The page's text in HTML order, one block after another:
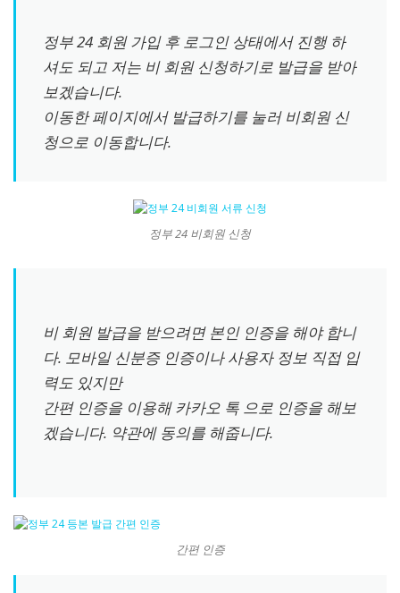
정부 24 회원 가입 후 로그인 상태에서 진행 하
셔도 되고 저는 비 회원 신청하기로 발급을 받아
보겠습니다.
이동한 페이지에서 발급하기를 눌러 비회원 신
청으로 이동합니다.
정부 24 비회원 신청
비 회원 발급을 받으려면 본인 인증을 해야 합니
다. 모바일 신분증 인증이나 사용자 정보 직접 입
력도 있지만
간편 인증을 이용해 카카오 톡 으로 인증을 해보
겠습니다. 약관에 동의를 해줍니다.
간편 인증